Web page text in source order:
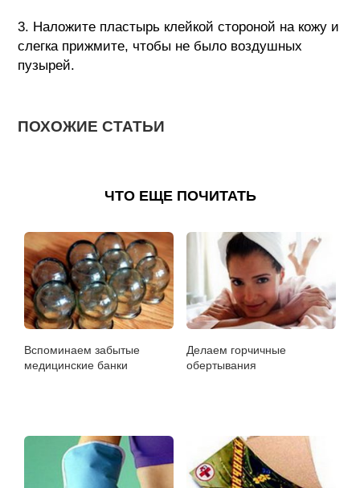
3. Наложите пластырь клейкой стороной на кожу и
слегка прижмите, чтобы не было воздушных
пузырей.
ПОХОЖИЕ СТАТЬИ
ЧТО ЕЩЕ ПОЧИТАТЬ
Вспоминаем забытые
медицинские банки
Делаем горчичные
обертывания